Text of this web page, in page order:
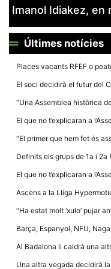
Imanol Idiakez, en
Últimes notícies
Places vacants RFEF o
El soci decidirà el futur del
“Una Assemblea històrica
El que no t’explicaran a
“El primer que hem fet és
Definits els grups de 1a i 2a
El que no t’explicaran a
Ascens a la Lliga
“Ha estat molt ‘xulo’ pujar
Barça, Espanyol, NFU,
Al Badalona li caldrà una
Una altra vegada decidirà